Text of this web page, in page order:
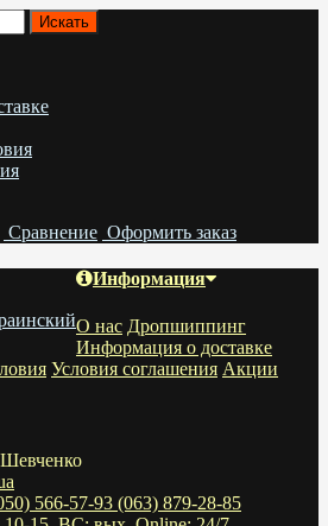
Сравнение Оформить заказ
Информация
О нас Дропшиппинг
Информация о доставке
Условия соглашения Акции
566-57-93 (063) 879-28-85